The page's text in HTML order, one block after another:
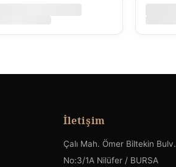
İletişim
Çalı Mah. Ömer Biltekin Bulv.
No:3/1A Nilüfer / BURSA